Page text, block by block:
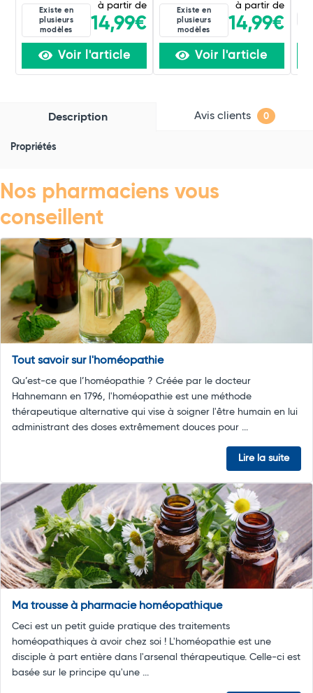
Existe en
plusieurs
modèles
à partir de
14,99€
Voir l'article
Existe en
plusieurs
modèles
à partir de
14,99€
Voir l'article
Description Avis clients 0
Propriétés
Nos pharmaciens vous
conseillent
Tout savoir sur l'homéopathie
Qu’est-ce que l’homéopathie ? Créée par le docteur
Hahnemann en 1796, l'homéopathie est une méthode
thérapeutique alternative qui vise à soigner l'être humain en lui
administrant des doses extrêmement douces pour ...
Lire la suite
Ma trousse à pharmacie homéopathique
Ceci est un petit guide pratique des traitements
homéopathiques à avoir chez soi ! L'homéopathie est une
disciple à part entière dans l'arsenal thérapeutique. Celle-ci est
basée sur le principe qu'une ...